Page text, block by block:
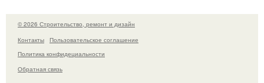
© 2026 Строительство, ремонт и дизайн
Контакты
Пользовательское соглашение
Политика конфидециальности
Обратная связь